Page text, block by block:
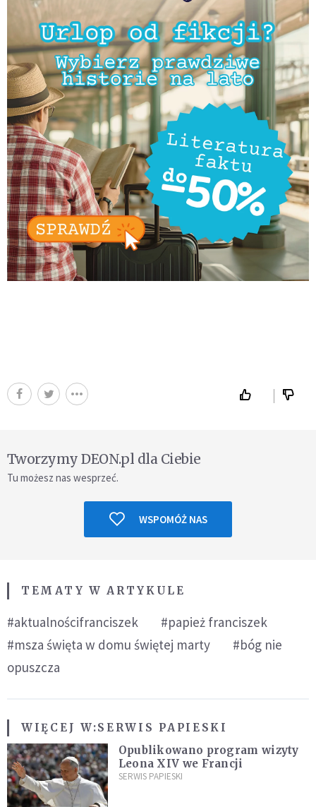
Tworzymy DEON.pl dla Ciebie
Tu możesz nas wesprzeć.
WSPOMÓŻ NAS
TEMATY W ARTYKULE
#aktualnościfranciszek
#papież franciszek
#msza święta w domu świętej marty
#bóg nie
opuszcza
WIĘCEJ W:SERWIS PAPIESKI
Opublikowano program wizyty
Leona XIV we Francji
SERWIS PAPIESKI